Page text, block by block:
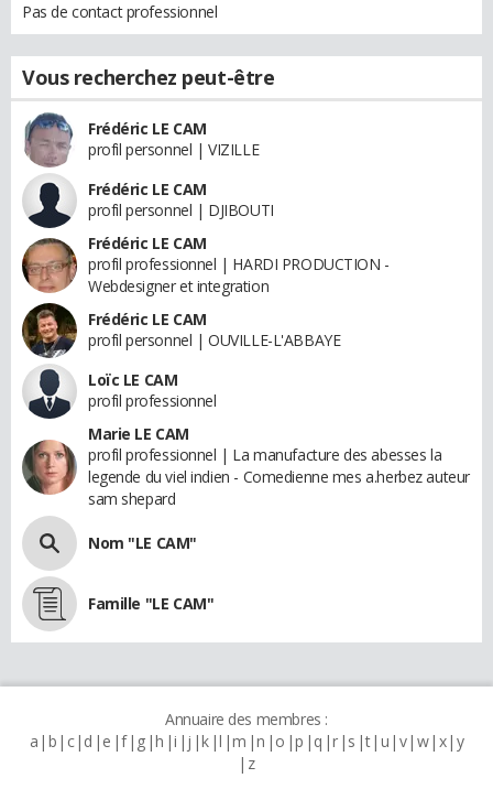
Pas de contact professionnel
Vous recherchez peut-être
Frédéric LE CAM
profil personnel | VIZILLE
Frédéric LE CAM
profil personnel | DJIBOUTI
Frédéric LE CAM
profil professionnel | HARDI PRODUCTION -
Webdesigner et integration
Frédéric LE CAM
profil personnel | OUVILLE-L'ABBAYE
Loïc LE CAM
profil professionnel
Marie LE CAM
profil professionnel | La manufacture des abesses la
legende du viel indien - Comedienne mes a.herbez auteur
sam shepard
Nom "LE CAM"
Famille "LE CAM"
Annuaire des membres :
a b c d e f g h i j k l m n o p q r s t u v w x y
z